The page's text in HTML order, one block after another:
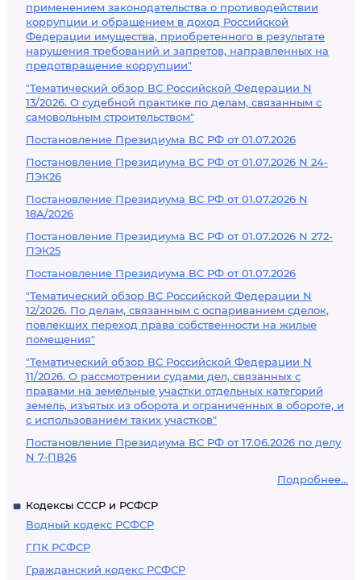
применением законодательства о противодействии
коррупции и обращением в доход Российской
Федерации имущества, приобретенного в результате
нарушения требований и запретов, направленных на
предотвращение коррупции"
"Тематический обзор ВС Российской Федерации N
13/2026. О судебной практике по делам, связанным с
самовольным строительством"
Постановление Президиума ВС РФ от 01.07.2026
Постановление Президиума ВС РФ от 01.07.2026 N 24-
ПЭК26
Постановление Президиума ВС РФ от 01.07.2026 N
18А/2026
Постановление Президиума ВС РФ от 01.07.2026 N 272-
ПЭК25
Постановление Президиума ВС РФ от 01.07.2026
"Тематический обзор ВС Российской Федерации N
12/2026. По делам, связанным с оспариванием сделок,
повлекших переход права собственности на жилые
помещения"
"Тематический обзор ВС Российской Федерации N
11/2026. О рассмотрении судами дел, связанных с
правами на земельные участки отдельных категорий
земель, изъятых из оборота и ограниченных в обороте, и
с использованием таких участков"
Постановление Президиума ВС РФ от 17.06.2026 по делу
N 7-ПВ26
Подробнее...
Кодексы СССР и РСФСР
Водный кодекс РСФСР
ГПК РСФСР
Гражданский кодекс РСФСР